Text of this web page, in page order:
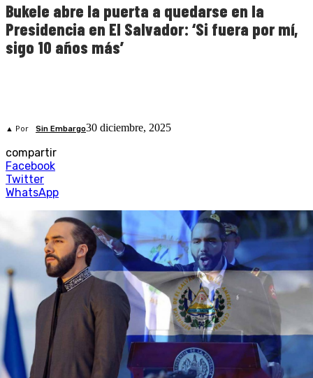
Bukele abre la puerta a quedarse en la
Presidencia en El Salvador: ‘Si fuera por mí,
sigo 10 años más’
▲ Por Sin Embargo30 diciembre, 2025
compartir
Facebook
Twitter
WhatsApp